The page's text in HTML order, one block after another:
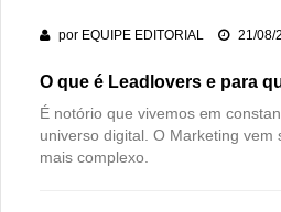
por EQUIPE EDITORIAL 21/08/
O que é Leadlovers e para
É notório que vivemos em
universo digital. O Marketing vem
mais complexo.